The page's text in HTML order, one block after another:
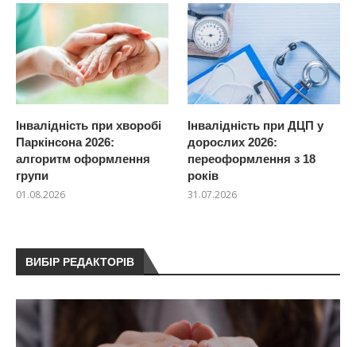
Інвалідність при хворобі
Паркінсона 2026:
алгоритм оформлення
групи
01.08.2026
Інвалідність при ДЦП у
дорослих 2026:
переоформлення з 18
років
31.07.2026
ВИБІР РЕДАКТОРІВ